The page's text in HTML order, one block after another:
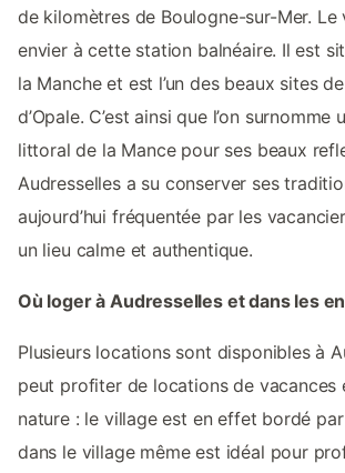
de kilomètres de Boulogne-sur-Mer. Le
envier à cette station balnéaire. Il est
la Manche et est l’un des beaux sites
d’Opale. C’est ainsi que l’on surnomme
littoral de la Mance pour ses beaux
Audresselles a su conserver ses
aujourd’hui fréquentée par les
un lieu calme et authentique.
Où loger à Audresselles et dans les
Plusieurs locations sont disponibles à
peut profiter de locations de vacances
nature : le village est en effet bordé
dans le village même est idéal pour